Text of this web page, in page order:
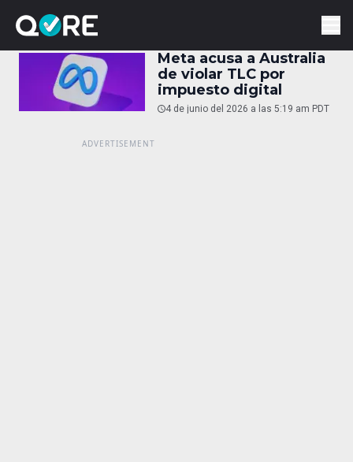
Meta acusa a Australia
de violar TLC por
impuesto digital
4 de junio del 2026 a las 5:19 am PDT